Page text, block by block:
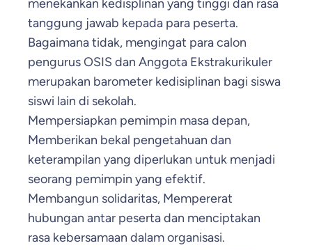
menekankan kedisplinan yang tinggi dan rasa
tanggung jawab kepada para peserta.
Bagaimana tidak, mengingat para calon
pengurus OSIS dan Anggota Ekstrakurikuler
merupakan barometer kedisiplinan bagi siswa
siswi lain di sekolah.
Mempersiapkan pemimpin masa depan,
Memberikan bekal pengetahuan dan
keterampilan yang diperlukan untuk menjadi
seorang pemimpin yang efektif.
Membangun solidaritas, Mempererat
hubungan antar peserta dan menciptakan
rasa kebersamaan dalam organisasi.